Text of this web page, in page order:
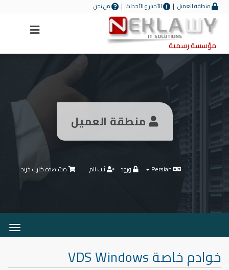
منطقة العميل الأخبار و الأحداث من نحن
مؤسسة رسمية
منطقة العميل
ورود ثبت نام مشاهده کارت خرید
تغییر
خوادم خاصة VDS Windows